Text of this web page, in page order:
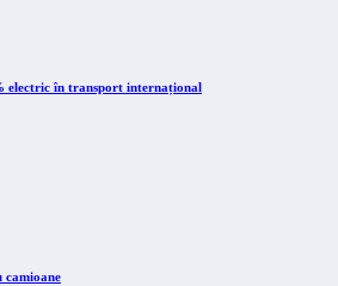
electric în transport internațional
camioane